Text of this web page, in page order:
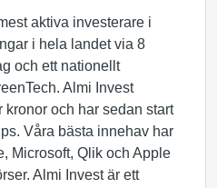
aktiva investerare i
i hela landet via 8
och ett nationellt
Almi Invest
och har sedan start
Våra bästa innehav har
Microsoft, Qlik och Apple
Almi Invest är ett